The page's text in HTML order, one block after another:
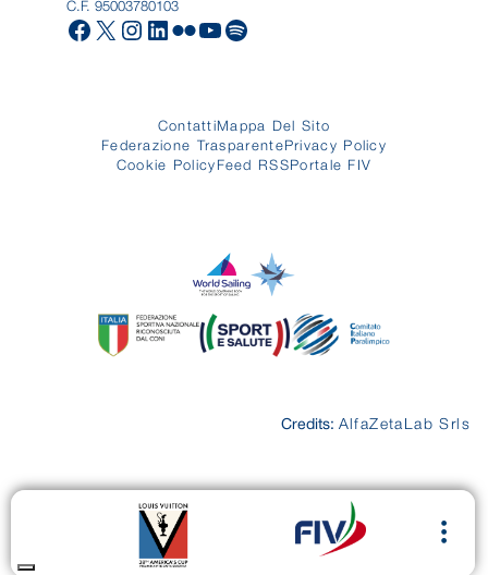
C.F. 95003780103
Facebook
X Instagram
LinkedIn
Flickr
YouTube
Spotify
Contatti Mappa Del Sito
Federazione TrasparentePrivacy Policy
Cookie Policy Feed RSSPortale FIV
Credits: AlfaZetaLab Srls